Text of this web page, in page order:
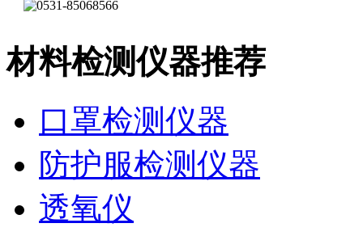
材料检测仪器推荐
口罩检测仪器
防护服检测仪器
透氧仪